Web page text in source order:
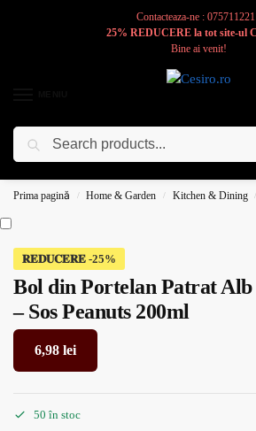
Contacteaza-ne :
25% REDUCERE la tot site-ul
Bine ai venit!
Cesiro
Prima pagină / Home & Garden / Kitchen & Dining /
𝐑𝐄𝐃𝐔𝐂𝐄𝐑𝐄
Bol din Portelan Patrat
– Sos Peanuts 200ml
6,98 lei
50 în stoc